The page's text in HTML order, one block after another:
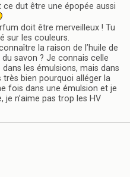
dut être une épopée aussi
doit être merveilleux ! Tu
sur les couleurs.
la raison de l’huile de
savon ? Je connais celle
les émulsions, mais dans
très bien pourquoi alléger la
fois dans une émulsion et je
je n’aime pas trop les HV